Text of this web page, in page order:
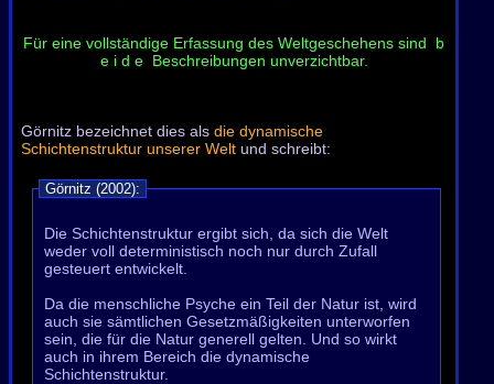
Für eine vollständige Erfassung des Weltgeschehens sind b
e i d e Beschreibungen unverzichtbar.
Görnitz bezeichnet dies als die dynamische
Schichtenstruktur unserer Welt und schreibt:
Görnitz (2002):
Die Schichtenstruktur ergibt sich, da sich die Welt
weder voll deterministisch noch nur durch Zufall
gesteuert entwickelt.
Da die menschliche Psyche ein Teil der Natur ist, wird
auch sie sämtlichen Gesetzmäßigkeiten unterworfen
sein, die für die Natur generell gelten. Und so wirkt
auch in ihrem Bereich die dynamische
Schichtenstruktur.